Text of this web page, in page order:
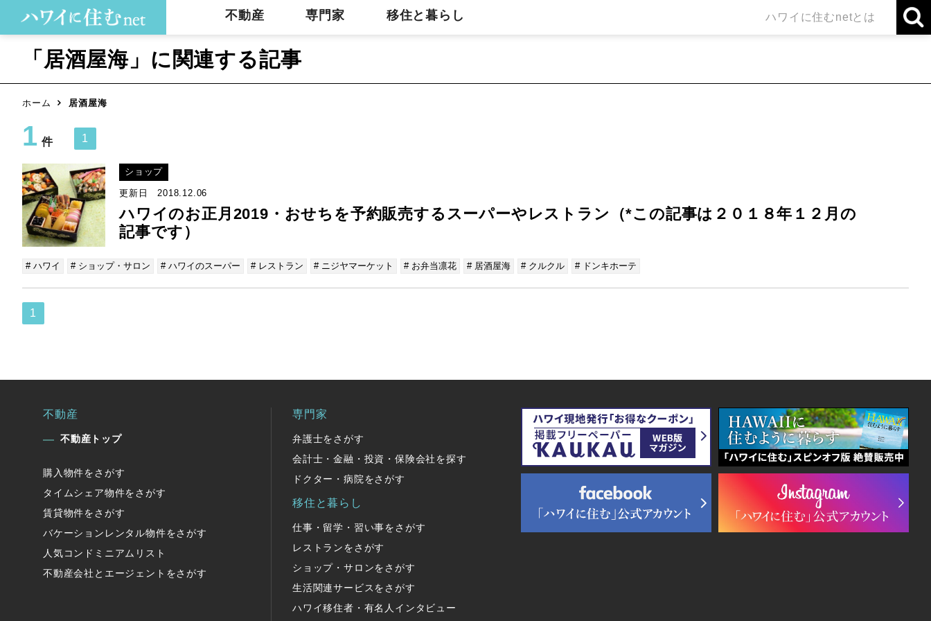
不動産 専門家 移住と暮らし ハワイに住むnetとは
「居酒屋海」に関連する記事
ホーム 居酒屋海
1 件 1
ショップ
更新日 2018.12.06
ハワイのお正月2019・おせちを予約販売するスーパーやレストラン（*この記事は２０１８年１２月の
記事です）
# ハワイ # ショップ・サロン # ハワイのスーパー # レストラン # ニジヤマーケット # お弁当凛花 # 居酒屋海 # クルクル # ドンキホーテ
1
不動産
不動産トップ
購入物件をさがす
タイムシェア物件をさがす
賃貸物件をさがす
バケーションレンタル物件をさがす
人気コンドミニアムリスト
不動産会社とエージェントをさがす
専門家
弁護士をさがす
会計士・金融・投資・保険会社を探す
ドクター・病院をさがす
移住と暮らし
仕事・留学・習い事をさがす
レストランをさがす
ショップ・サロンをさがす
生活関連サービスをさがす
ハワイ移住者・有名人インタビュー